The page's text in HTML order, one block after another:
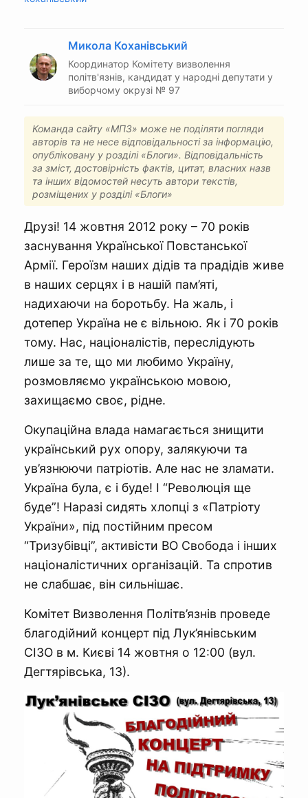
Микола Коханівський
Координатор Комітету визволення
політв'язнів, кандидат у народні депутати у
виборчому окрузі № 97
Команда сайту «МПЗ» може не поділяти погляди
авторів та не несе відповідальності за інформацію,
опубліковану у розділі «Блоги». Відповідальність
за зміст, достовірність фактів, цитат, власних назв
та інших відомостей несуть автори текстів,
розміщених у розділі «Блоги»
Друзі! 14 жовтня 2012 року – 70 років
заснування Української Повстанської
Армії. Героїзм наших дідів та прадідів живе
в наших серцях і в нашій пам’яті,
надихаючи на боротьбу. На жаль, і
дотепер Україна не є вільною. Як і 70 років
тому. Нас, націоналістів, переслідують
лише за те, що ми любимо Україну,
розмовляємо українською мовою,
захищаємо своє, рідне.
Окупаційна влада намагається знищити
український рух опору, залякуючи та
ув’язнюючи патріотів. Але нас не зламати.
Україна була, є і буде! І “Революція ще
буде”! Наразі сидять хлопці з «Патріоту
України», під постійним пресом
“Тризубівці”, активісти ВО Свобода і інших
націоналістичних організацій. Та спротив
не слабшає, він сильнішає.
Комітет Визволення Політв’язнів проведе
благодійний концерт під Лук’янівським
СІЗО в м. Києві 14 жовтня о 12:00 (вул.
Дегтярівська, 13).